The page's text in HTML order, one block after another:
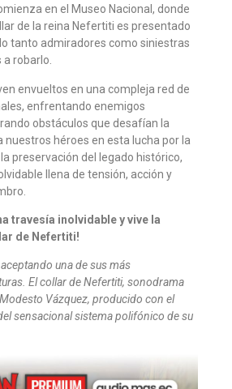
en el Museo Nacional, donde
de la reina Nefertiti es presentado
tanto admiradores como siniestras
robarlo.
envueltos en una compleja red de
enfrentando enemigos
obstáculos que desafían la
nuestros héroes en esta lucha por la
preservación del legado histórico,
llena de tensión, acción y
travesía inolvidable y vive la
de Nefertiti!
una de sus más
El collar de Nefertiti, sonodrama
Vázquez, producido con el
sensacional sistema polifónico de su